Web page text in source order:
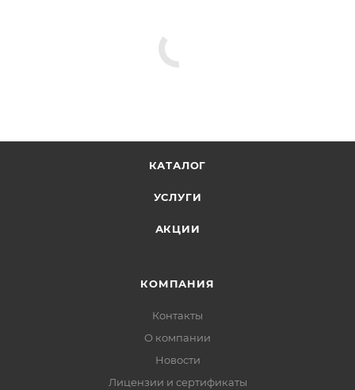
КАТАЛОГ
УСЛУГИ
АКЦИИ
КОМПАНИЯ
Контакты
О компании
Новости
Лицензии и сертификаты